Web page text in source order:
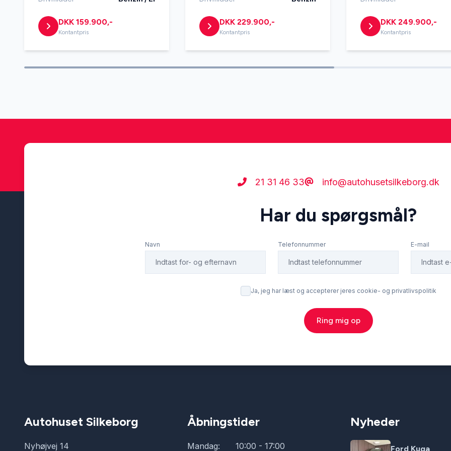
LED kørelys multifunktionsrat musikstreaming via
DKK 159.900,-
Kontantpris
DKK 229.900,-
Kontantpris
DKK 249.900,-
Kontantpris
21 31 46 33 info@autohusetsilkeborg.dk
Har du spørgsmål?
Navn Telefonnummer E-mail
Ja, jeg har læst og accepterer jeres cookie- og privatlivspolitik
Ring mig op
Autohuset Silkeborg
Nyhøjvej 14
Åbningstider
Mandag: 10:00 - 17:00
Nyheder
Ford Kuga